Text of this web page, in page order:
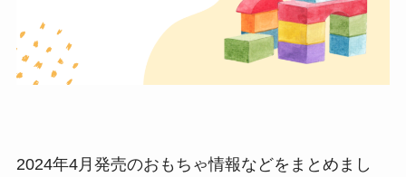
2024年4月発売のおもちゃ情報などをまとめまし